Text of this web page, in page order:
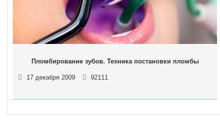
Пломбирование зубов. Техника постановки пломбы
17 декабря 2009 92111